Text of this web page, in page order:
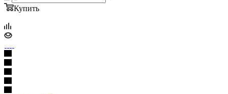
Купить